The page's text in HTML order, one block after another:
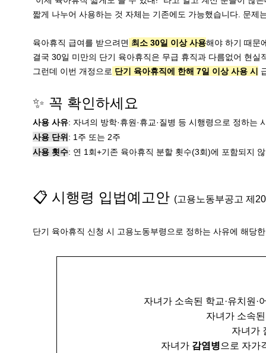
짧게 나누어 사용하는 것 자체는 기존에도 가능했습니다. 문제
육아휴직 급여를 받으려면 최소 30일 이상 사용해야 하기 때문
그런데 이번 개정으로 단기 육아휴직에 한해 7일 이상 사용 시
✨ 꼭 확인하세요
사용 사유: 자녀의 방학·휴원·휴교·질병 등 시행령으로 정하는
사용 단위 : 1주 또는 2주
사용 횟수: 연 1회+기존 육아휴직 분할 횟수(3회)에 포함되지
📋 시행령 입법예고안
단기 육아휴직 신청 시 고용노동부령으로 정하는 사유에 해당
자녀가 소속된 학교·유치원·
자녀가 소속
자녀가
자녀가 감염병으로 자가